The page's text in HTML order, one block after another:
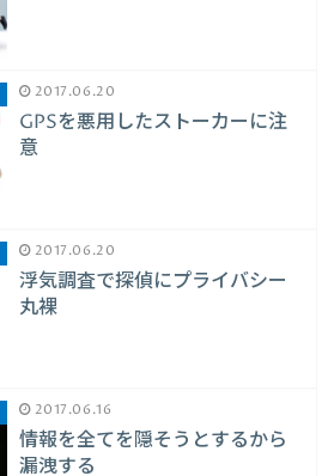
2017.06.20
GPSを悪用したストーカーに注
意
2017.06.20
浮気調査で探偵にプライバシー
丸裸
2017.06.16
情報を全てを隠そうとするから
漏洩する